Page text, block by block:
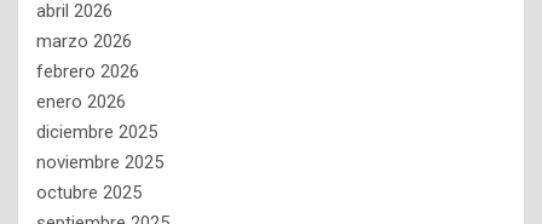
abril 2026
marzo 2026
febrero 2026
enero 2026
diciembre 2025
noviembre 2025
octubre 2025